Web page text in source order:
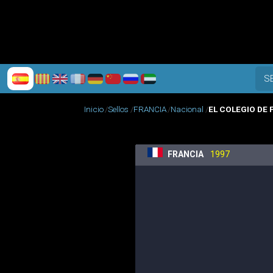
Inicio Sellos FRANCIA Nacional EL COLEGIO DE
FRANCIA 1997